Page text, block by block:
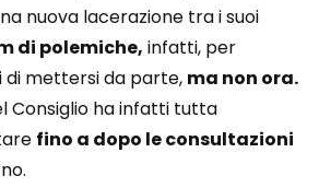
nuova lacerazione tra i suoi
di polemiche, infatti, per
di mettersi da parte, ma non ora.
Consiglio ha infatti tutta
fino a dopo le consultazioni